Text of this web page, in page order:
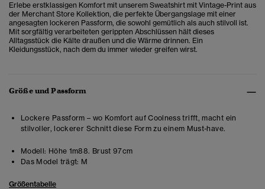
Erlebe erstklassigen Komfort mit unserem Sweatshirt mit Vintage-Print aus
der Merchant Store Kollektion, die perfekte Übergangslage mit einer
angesagten lockeren Passform, die sowohl gemütlich als auch stilvoll ist.
Mit sorgfältig verarbeiteten gerippten Abschlüssen hält dieses
Alltagsstück die Kälte draußen und die Wärme drinnen. Ein
Kleidungsstück, nach dem du immer wieder greifen wirst.
Größe und Passform
Lockere Passform – wo Komfort auf Coolness trifft, macht ein
stilvoller, lockerer Schnitt diese Form zu einem Must-have.
Modell: Höhe 1m88. Brust 97cm
Das Model trägt: M
Größentabelle